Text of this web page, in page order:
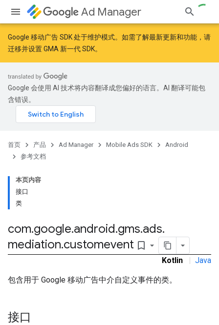
Ad Manager
Google 移动广告 SDK 处于维护模式。如需了解最新更新和功能，请
迁移并设置 GMA 新一代 SDK。
Google 会使用 AI 技术将内容翻译成您偏好的语言。AI 翻译可能包
含错误。
首页 产品 Ad Manager Mobile Ads SDK
Android
参考文档
本页内容
接口
类
com.google.android.gms.ads.
mediation.customevent bookmark_border
Kotlin | Java
包含用于 Google 移动广告中介自定义事件的类。
接口